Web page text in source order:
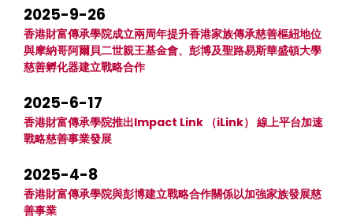
2025-9-26
香港財富傳承學院成立兩周年提升香港家族傳承慈善樞紐地位
與摩納哥阿爾貝二世親王基金會、彭博及聖路易斯華盛頓大學
慈善孵化器建立戰略合作
2025-6-17
香港財富傳承學院推出Impact Link （iLink） 線上平台加速
戰略慈善事業發展
2025-4-8
香港財富傳承學院與彭博建立戰略合作關係以加強家族發展慈
善事業